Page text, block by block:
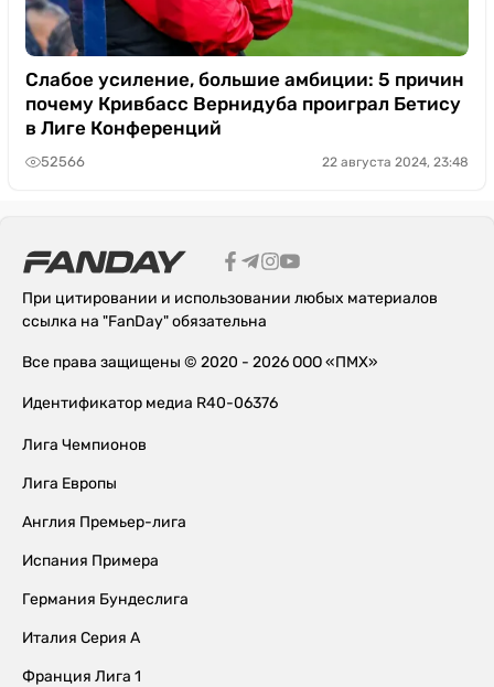
Слабое усиление, большие амбиции: 5 причин
почему Кривбасс Вернидуба проиграл Бетису
в Лиге Конференций
52566 22 августа 2024, 23:48
При цитировании и использовании любых материалов
ссылка на "FanDay" обязательна
Все права защищены © 2020 - 2026 ООО «ПМХ»
Идентификатор медиа R40-06376
Лига Чемпионов
Лига Европы
Англия Премьер-лига
Испания Примера
Германия Бундеслига
Италия Серия А
Франция Лига 1